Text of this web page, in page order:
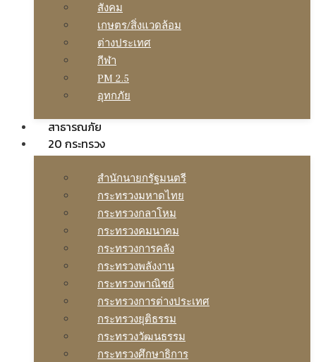
สังคม
เกษตร/สิ่งแวดล้อม
ต่างประเทศ
กีฬา
PM 2.5
อุทกภัย
สาธารณภัย
20 กระทรวง
สํานักนายกรัฐมนตรี
กระทรวงมหาดไทย
กระทรวงกลาโหม
กระทรวงคมนาคม
กระทรวงการคลัง
กระทรวงพลังงาน
กระทรวงพาณิชย์
กระทรวงการต่างประเทศ
กระทรวงยุติธรรม
กระทรวงวัฒนธรรม
กระทรวงศึกษาธิการ